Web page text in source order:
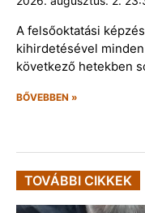
A felsőoktatási
kihirdetésével
következő hetekben
BŐVEBBEN »
TOVÁBBI CIKKEK